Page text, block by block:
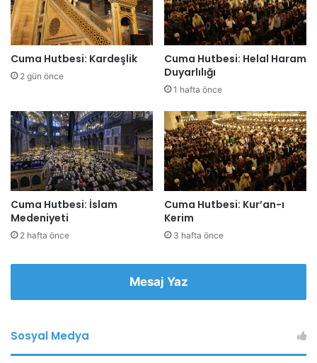
i
n
i
g
r
i
n
i
z
Cuma Hutbesi: Kardeşlik
2 gün önce
Cuma Hutbesi: Helal Haram
Duyarlılığı
1 hafta önce
Cuma Hutbesi: İslam
Medeniyeti
2 hafta önce
Cuma Hutbesi: Kur’an-ı
Kerim
3 hafta önce
Mesaj Yaz
Sosyal Medya